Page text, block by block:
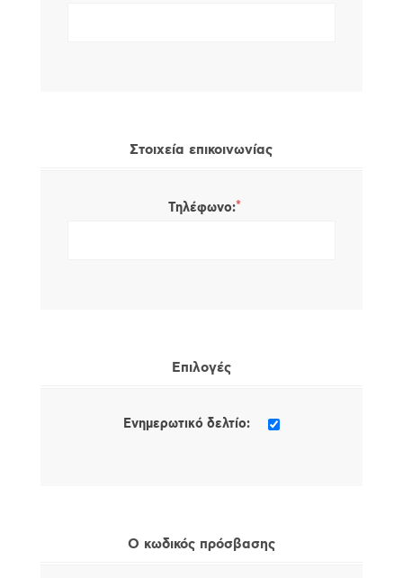
Στοιχεία επικοινωνίας
Τηλέφωνο:*
Επιλογές
Ενημερωτικό δελτίο:
Ο κωδικός πρόσβασης